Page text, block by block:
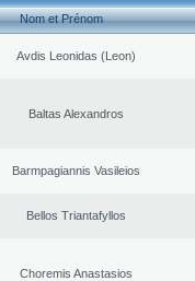
Nom et Prénom
Avdis Leonidas (Leon)
Baltas Alexandros
Barmpagiannis Vasileios
Bellos Triantafyllos
Choremis Anastasios